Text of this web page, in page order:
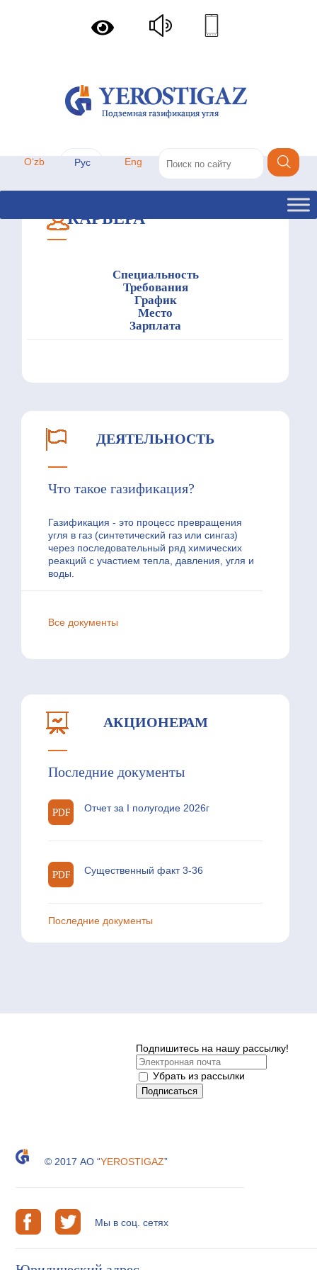
Oʻzb Рус Eng
КАРЬЕРА
Специальность
Требования
График
Место
Зарплата
ДЕЯТЕЛЬНОСТЬ
Что такое газификация?
Газификация - это процесс превращения
угля в газ (синтетический газ или сингаз)
через последовательный ряд химических
реакций с участием тепла, давления, угля и
воды.
Все документы
АКЦИОНЕРАМ
Последние документы
Отчет за I полугодие 2026г
Существенный факт 3-36
Последние документы
Подпишитесь на нашу рассылку!
Убрать из рассылки
© 2017 АО “YEROSTIGAZ”
Мы в соц. сетях